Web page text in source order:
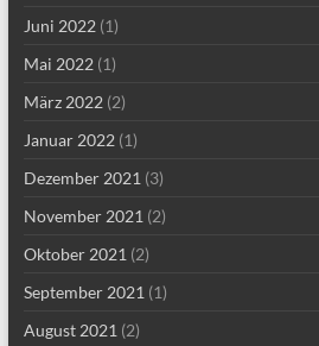
Juni 2022(1)
Mai 2022(1)
März 2022(2)
Januar 2022(1)
Dezember 2021 (3)
November 2021 (2)
Oktober 2021 (2)
September 2021 (1)
August 2021 (2)